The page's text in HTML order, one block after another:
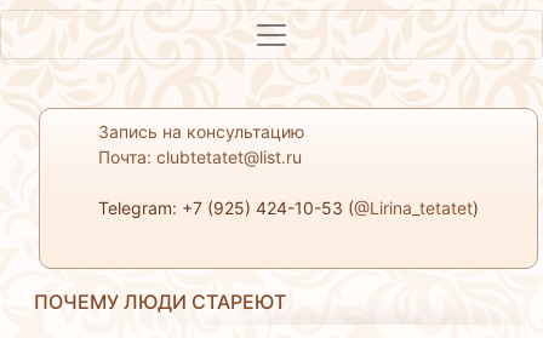
Запись на консультацию
Почта: clubtetatet@list.ru
Telegram: +7 (925) 424-10-53 (@Lirina_tetatet)
ПОЧЕМУ ЛЮДИ СТАРЕЮТ